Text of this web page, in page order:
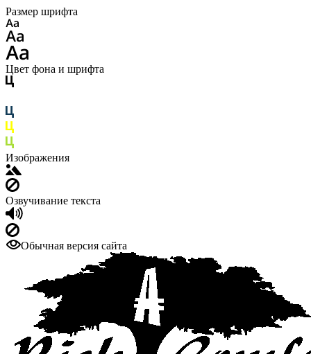
Размер шрифта
Цвет фона и шрифта
Изображения
Озвучивание текста
Обычная версия сайта